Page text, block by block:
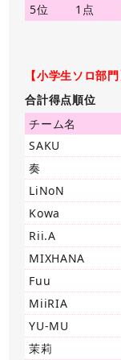
5位
1点
【小学生ソロ部門
合計得点順位
チーム名
SAKU
奏
LiNoN
Kowa
Rii.A
MIXHANA
Fuu
MiiRIA
YU-MU
茉莉